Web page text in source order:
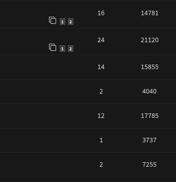
1 2
16 14781
1 2
24 21120
14 15855
2 4040
12 17785
1 3737
2 7255